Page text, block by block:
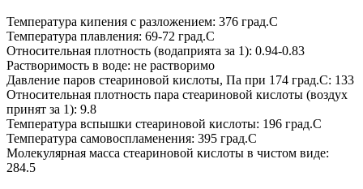
Температура кипения с разложением: 376 град.C
Температура плавления: 69-72 град.C
Относительная плотность (водаприята за 1): 0.94-0.83
Растворимость в воде: не растворимо
Давление паров стеариновой кислоты, Па при 174 град.C: 133
Относительная плотность пара стеариновой кислоты (воздух
принят за 1): 9.8
Температура вспышки стеариновой кислоты: 196 град.C
Температура самовоспламенения: 395 град.C
Молекулярная масса стеариновой кислоты в чистом виде:
284.5